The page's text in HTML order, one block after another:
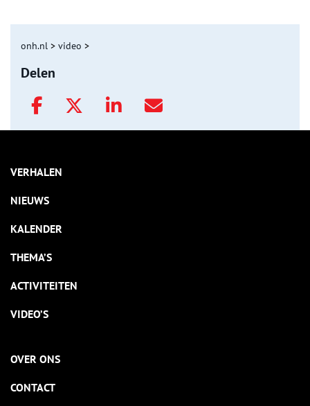
onh.nl > video >
Delen
VERHALEN
NIEUWS
KALENDER
THEMA’S
ACTIVITEITEN
VIDEO’S
OVER ONS
CONTACT